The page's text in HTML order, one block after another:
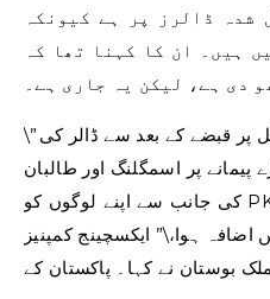
شدہ ڈالرز پر ہے کیونکہ
ہیں۔ ان کا کہنا تھا کہ
دی ہے، لیکن یہ جاری ہے۔
\”اگست 2021 میں طالبان کے کابل پر قبضے کے بعد سے ڈالر کی
پر اسمگلنگ اور طالبان
کی جانب سے اپنے لوگوں کو PKR سے چھٹکارا پانے کی ہدایات
ہوا،\” ایکسچینج کمپنیز
بوستان نے کہا۔ پاکستان کے